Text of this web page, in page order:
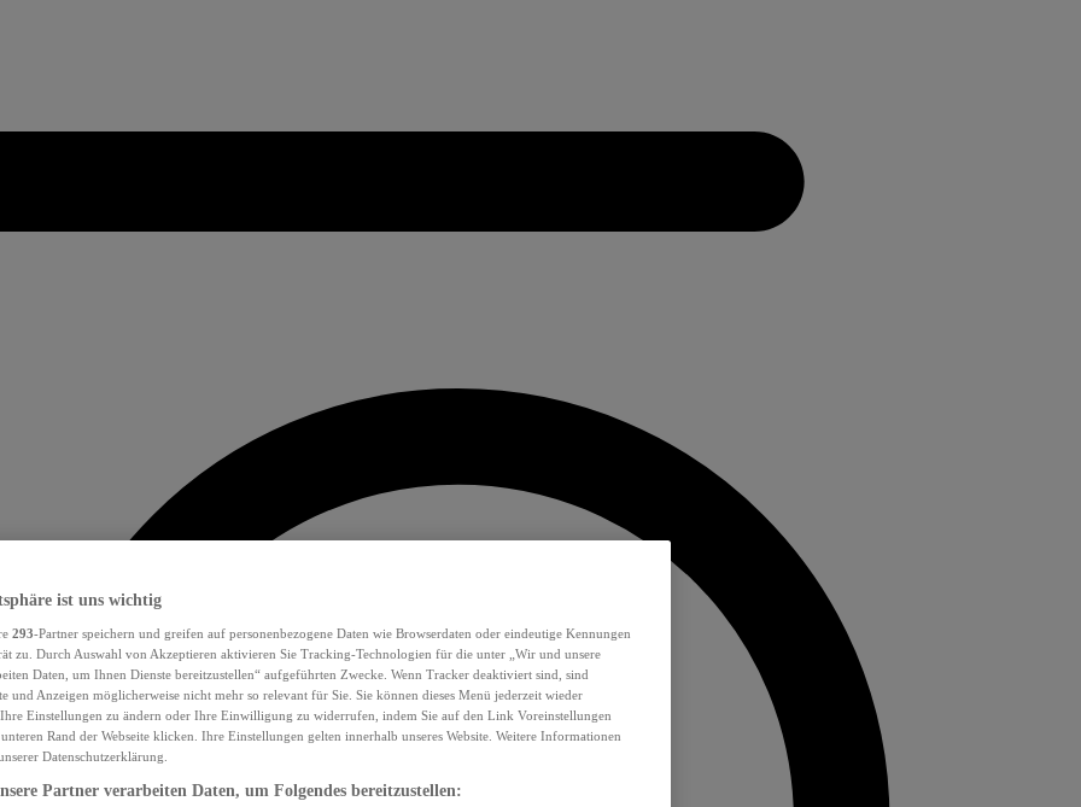
ist uns wichtig
293-Partner speichern und greifen auf personenbezogene Daten wie Browserdaten oder eindeutige Kennungen
zu. Durch Auswahl von Akzeptieren aktivieren Sie Tracking-Technologien für die unter „Wir und unsere
Daten, um Ihnen Dienste bereitzustellen“ aufgeführten Zwecke. Wenn Tracker deaktiviert sind, sind
und Anzeigen möglicherweise nicht mehr so relevant für Sie. Sie können dieses Menü jederzeit wieder
Einstellungen zu ändern oder Ihre Einwilligung zu widerrufen, indem Sie auf den Link Voreinstellungen
Rand der Webseite klicken. Ihre Einstellungen gelten innerhalb unseres Website. Weitere Informationen
Datenschutzerklärung.
Partner verarbeiten Daten, um Folgendes bereitzustellen: